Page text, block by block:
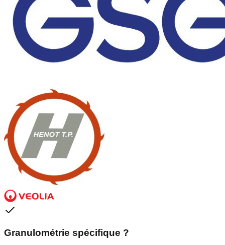
Granulométrie spécifique ?